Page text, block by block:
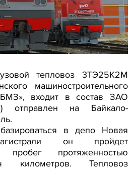
тепловоз 3ТЭ25К2М
машиностроительного
входит в состав ЗАО
отправлен на Байкало-
в депо Новая
он пройдет
пробег протяженностью
километров. Тепловоз